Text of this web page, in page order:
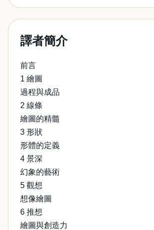
譯者簡介
前言
1 繪圖
過程與成品
2 線條
繪圖的精髓
3 形狀
形體的定義
4 景深
幻象的藝術
5 觀想
想像繪圖
6 推想
繪圖與創造力